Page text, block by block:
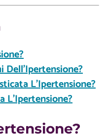
L’Ipertensione?
L’Ipertensione?